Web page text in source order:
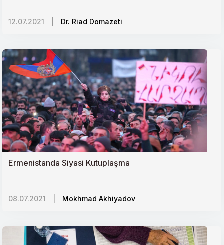
Küresel Sağlık Sistemi ve Adaletsizlik
Tacikistanda Çin Nüfuzu
Azerbaycan-Ermenistan Çatışması ve Güney
Kafkasyada Jeopolitik Dengeler
Sudanı İsrail Eksenine Yakınlaştırma Çabaları
hazırlanıyor?
İnsan Ticareti Bağlamında Pedofili
12.07.2021 Dr. Riad Domazeti
Ermenistanda Siyasi Kutuplaşma
08.07.2021 Mokhmad Akhiyadov